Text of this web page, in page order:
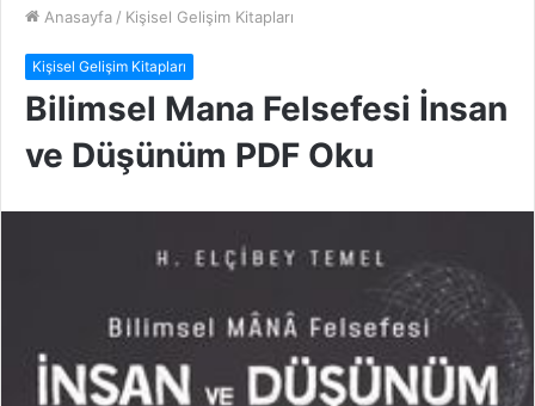
Anasayfa / Kişisel Gelişim Kitapları
Kişisel Gelişim Kitapları
Bilimsel Mana Felsefesi İnsan
ve Düşünüm PDF Oku